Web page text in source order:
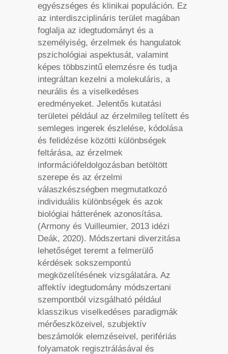
egyészséges és klinikai populáción. Ez
az interdiszciplináris terület magában
foglalja az idegtudományt és a
személyiség, érzelmek és hangulatok
pszichológiai aspektusát, valamint
képes többszintű elemzésre és tudja
integráltan kezelni a molekuláris, a
neurális és a viselkedéses
eredményeket. Jelentős kutatási
területei például az érzelmileg telített és
semleges ingerek észlelése, kódolása
és felidézése közötti különbségek
feltárása, az érzelmek
információfeldolgozásban betöltött
szerepe és az érzelmi
válaszkészségben megmutatkozó
individuális különbségek és azok
biológiai hátterének azonosítása.
(Armony és Vuilleumier, 2013 idézi
Deák, 2020). Módszertani diverzitása
lehetőséget teremt a felmerülő
kérdések sokszempontú
megközelítésének vizsgálatára. Az
affektív idegtudomány módszertani
szempontból vizsgálható például
klasszikus viselkedéses paradigmák
mérőeszközeivel, szubjektív
beszámolók elemzéseivel, perifériás
folyamatok regisztrálásával és